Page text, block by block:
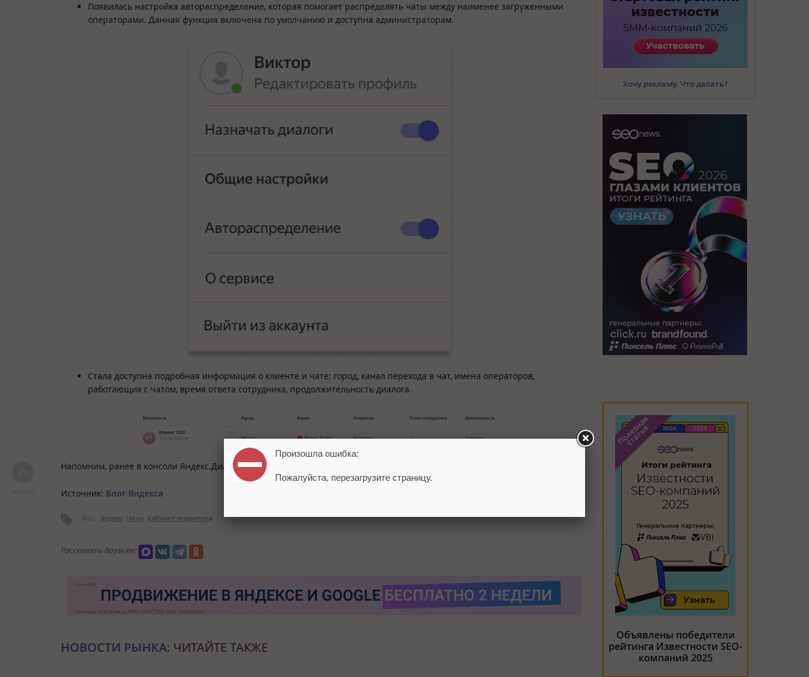
Появилась настройка автораспределение, которая помогает распределять чаты между наименее загруженными
операторами. Данная функция включена по умолчанию и доступна администраторам.
Стала доступна подробная информация о клиенте и чате: город, канал перехода в чат, имена операторов,
работающих с чатом, время ответа сотрудника, продолжительность диалога.
Напомним, ранее в консоли Яндекс.Диалоговпоявилась
Источник: Блог Яндекса
Теги: Яндекс Чаты Кабинет оператора
Рассказать друзьям:
НОВОСТИ РЫНКА: ЧИТАЙТЕ ТАКЖЕ
Хочу рекламу. Что делать?
Объявлены победители
рейтинга Известности SEO-
компаний 2025
Произошла ошибка:
Пожалуйста, перезагрузите страницу.